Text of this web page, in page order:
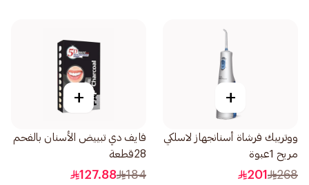
+
ووتربيك فرشاة أسنانجهاز لاسلكي
مريح 1عبوة
268
201
+
فايف دي تبييض الأسنان بالفحم
28قطعة
184
127.88